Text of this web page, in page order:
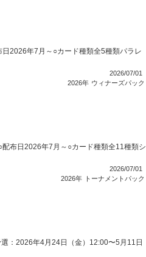
2026年7月～○カード種類全5種類パラレ
2026/07/01
2026年 ウィナーズパック
布日2026年7月～○カード種類全11種類シ
2026/07/01
2026年
トーナメントパック
：2026年4月24日（金）12:00〜5月11日